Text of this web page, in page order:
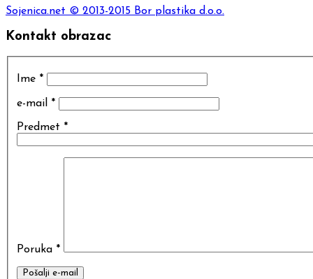
Sojenica.net © 2013-2015 Bor plastika d.o.o.
Kontakt obrazac
Ime *
e-mail *
Predmet *
Poruka *
Pošalji e-mail